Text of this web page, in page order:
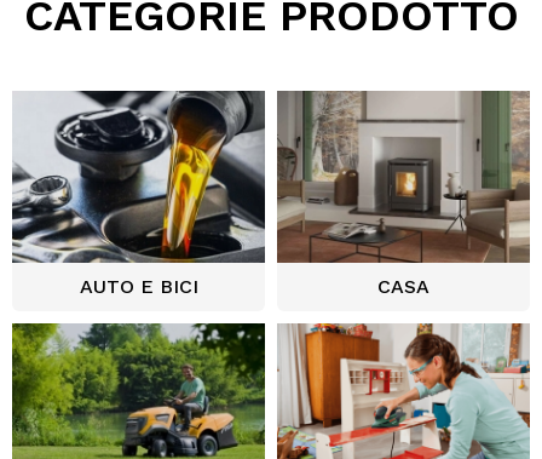
CATEGORIE PRODOTTO
AUTO E BICI CASA